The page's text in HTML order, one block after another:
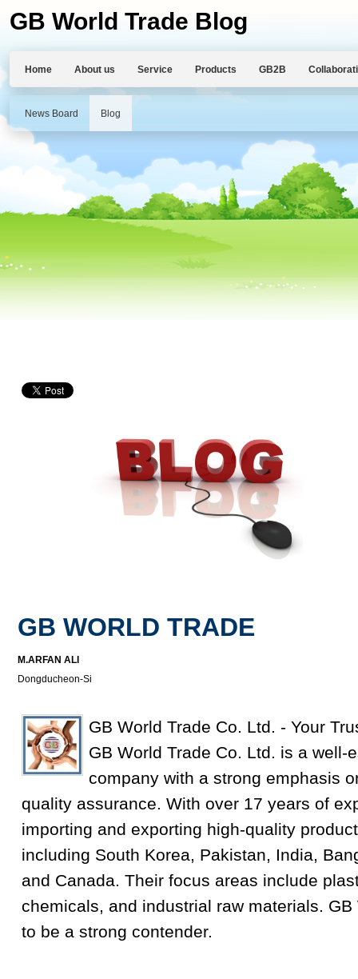
GB World Trade Blog
Home About us Service Products GB2B
News Board Blog
GB WORLD TRADE
M.ARFAN ALI
Dongducheon-Si
GB World Trade Co. Ltd. - Your
GB World Trade Co. Ltd. is a well-
company with a strong emphasis
quality assurance. With over 17 years of
importing and exporting high-quality
including South Korea, Pakistan, India,
and Canada. Their focus areas include
chemicals, and industrial raw materials.
to be a strong contender.